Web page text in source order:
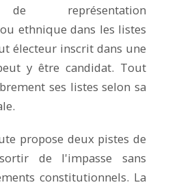
de représentation
ethnique dans les listes
électeur inscrit dans une
y être candidat. Tout
ses listes selon sa
propose deux pistes de
de l'impasse sans
constitutionnels. La